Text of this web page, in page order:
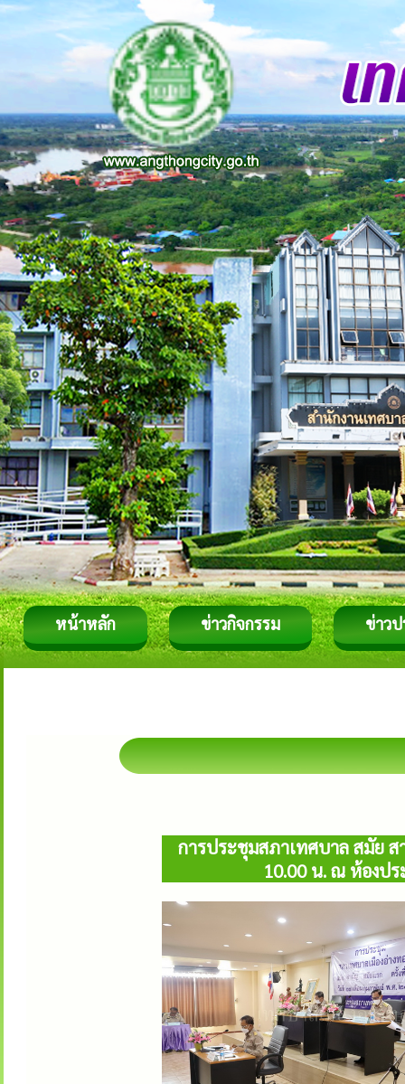
หน้าหลัก ข่าวกิจกรรม ข่าว
การประชุมสภาเทศบาล สมัย
10.00 น. ณ ห้องปร